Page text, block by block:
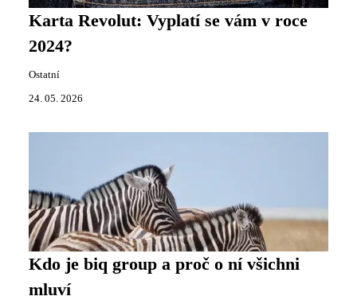
Karta Revolut: Vyplatí se vám v roce
2024?
Ostatní
24. 05. 2026
Kdo je biq group a proč o ní všichni
mluví